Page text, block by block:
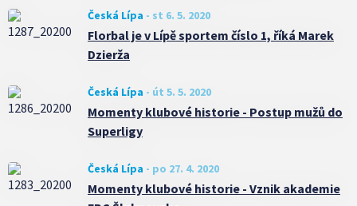
Česká Lípa - st 6. 5. 2020
Florbal je v Lípě sportem číslo 1, říká Marek
Dzierža
Česká Lípa - út 5. 5. 2020
Momenty klubové historie - Postup mužů do
Superligy
Česká Lípa - po 27. 4. 2020
Momenty klubové historie - Vznik akademie